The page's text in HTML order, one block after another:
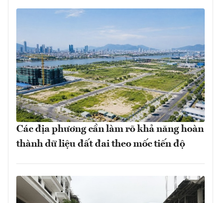
Các địa phương cần làm rõ khả năng hoàn
thành dữ liệu đất đai theo mốc tiến độ